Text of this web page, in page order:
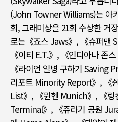
(John Towner Williams)는 아
회, 그래미상을 21회 수상한 거
로는 《죠스 Jaws》, 《슈퍼맨
《이티 E.T.》, 《인디아나 존스
《라이언 일병 구하기 Saving
리포트 Minority Report》, 《
List》, 《뮌헨 Munich》, 《링
Terminal》, 《쥬라기 공원